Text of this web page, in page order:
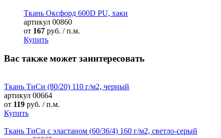
Ткань Оксфорд 600D PU, хаки
артикул 00860
от 167 руб. / п.м.
Купить
Вас также может заинтересовать
Ткань ТиСи (80/20) 110 г/м2, черный
артикул 00664
от 119 руб. / п.м.
Купить
Ткань ТиСи с эластаном (60/36/4) 160 г/м2, светло-серый